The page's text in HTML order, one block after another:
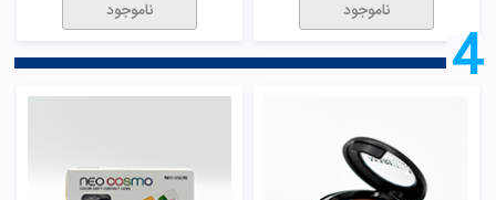
ناموجود
ناموجود
4